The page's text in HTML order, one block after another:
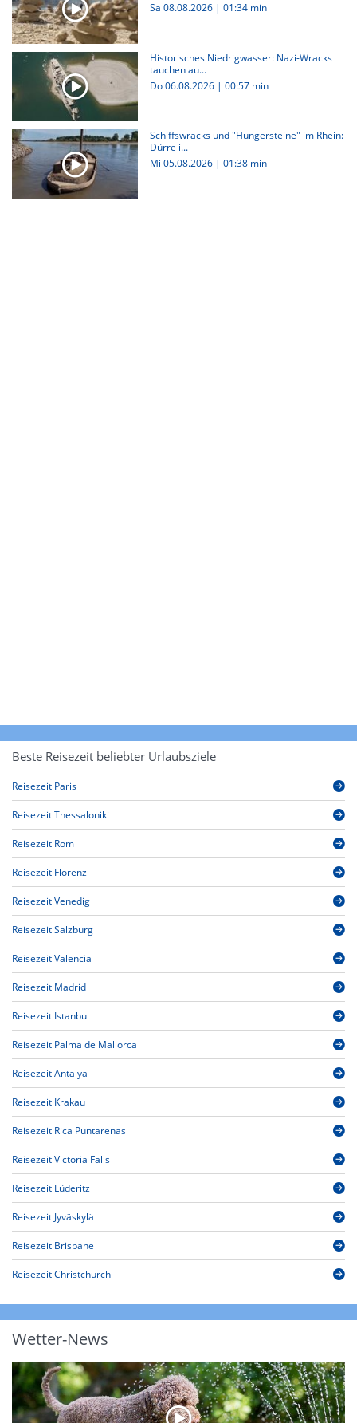
Sa 08.08.2026 | 01:34 min
Historisches Niedrigwasser: Nazi-Wracks
tauchen au...
Do 06.08.2026 | 00:57 min
Schiffswracks und "Hungersteine" im Rhein:
Dürre i...
Mi 05.08.2026 | 01:38 min
Beste Reisezeit beliebter Urlaubsziele
Reisezeit Paris
Reisezeit Thessaloniki
Reisezeit Rom
Reisezeit Florenz
Reisezeit Venedig
Reisezeit Salzburg
Reisezeit Valencia
Reisezeit Madrid
Reisezeit Istanbul
Reisezeit Palma de Mallorca
Reisezeit Antalya
Reisezeit Krakau
Reisezeit Rica Puntarenas
Reisezeit Victoria Falls
Reisezeit Lüderitz
Reisezeit Jyväskylä
Reisezeit Brisbane
Reisezeit Christchurch
Wetter-News